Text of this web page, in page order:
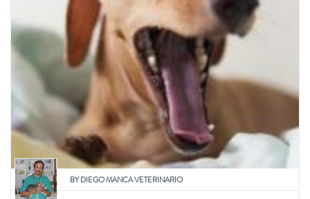
BYDIEGO MANCA VETERINARIO